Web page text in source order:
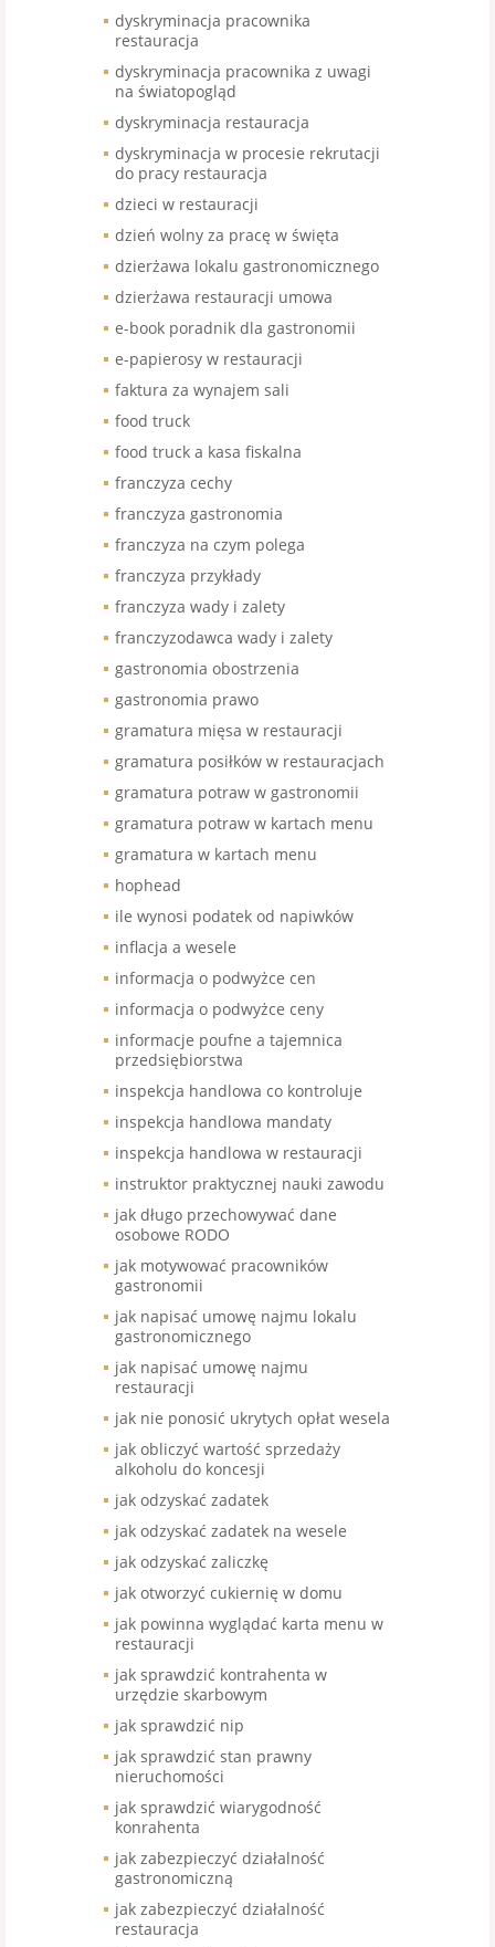
dyskryminacja pracownika
restauracja
dyskryminacja pracownika z uwagi
na światopogląd
dyskryminacja restauracja
dyskryminacja w procesie rekrutacji
do pracy restauracja
dzieci w restauracji
dzień wolny za pracę w święta
dzierżawa lokalu gastronomicznego
dzierżawa restauracji umowa
e-book poradnik dla gastronomii
e-papierosy w restauracji
faktura za wynajem sali
food truck
food truck a kasa fiskalna
franczyza cechy
franczyza gastronomia
franczyza na czym polega
franczyza przykłady
franczyza wady i zalety
franczyzodawca wady i zalety
gastronomia obostrzenia
gastronomia prawo
gramatura mięsa w restauracji
gramatura posiłków w restauracjach
gramatura potraw w gastronomii
gramatura potraw w kartach menu
gramatura w kartach menu
hophead
ile wynosi podatek od napiwków
inflacja a wesele
informacja o podwyżce cen
informacja o podwyżce ceny
informacje poufne a tajemnica
przedsiębiorstwa
inspekcja handlowa co kontroluje
inspekcja handlowa mandaty
inspekcja handlowa w restauracji
instruktor praktycznej nauki zawodu
jak długo przechowywać dane
osobowe RODO
jak motywować pracowników
gastronomii
jak napisać umowę najmu lokalu
gastronomicznego
jak napisać umowę najmu
restauracji
jak nie ponosić ukrytych opłat wesela
jak obliczyć wartość sprzedaży
alkoholu do koncesji
jak odzyskać zadatek
jak odzyskać zadatek na wesele
jak odzyskać zaliczkę
jak otworzyć cukiernię w domu
jak powinna wyglądać karta menu w
restauracji
jak sprawdzić kontrahenta w
urzędzie skarbowym
jak sprawdzić nip
jak sprawdzić stan prawny
nieruchomości
jak sprawdzić wiarygodność
konrahenta
jak zabezpieczyć działalność
gastronomiczną
jak zabezpieczyć działalność
restauracja